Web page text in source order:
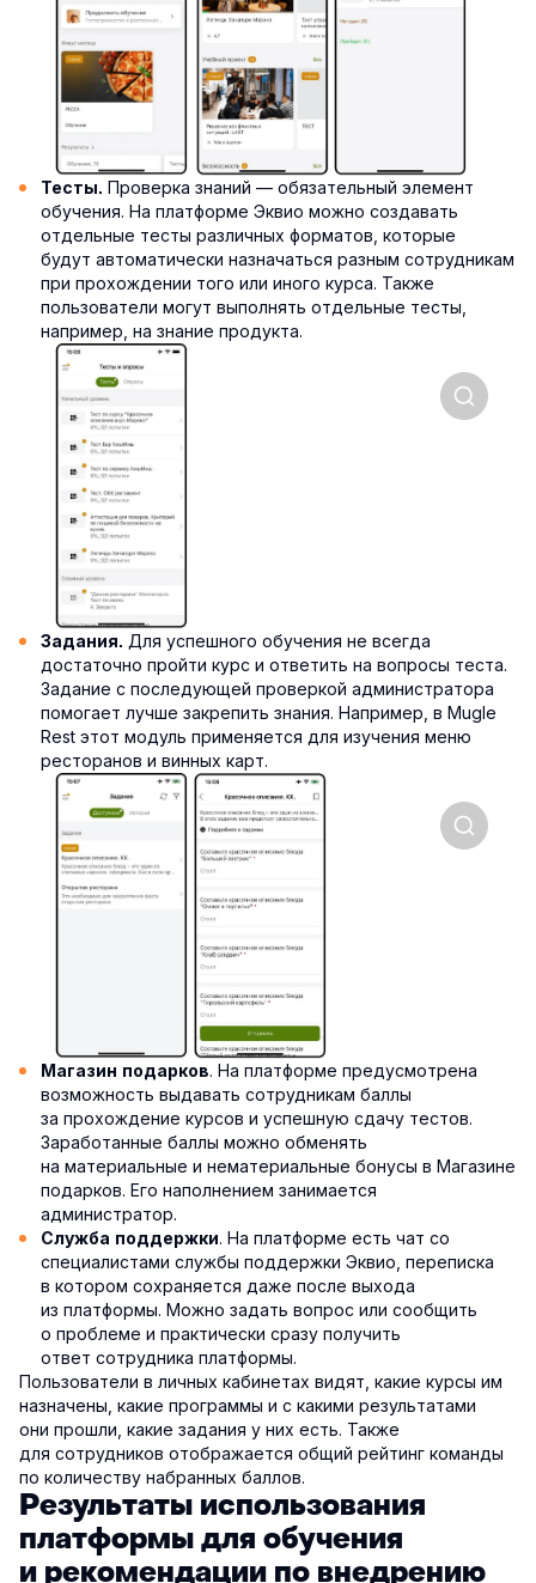
Тесты. Проверка знаний — обязательный элемент
обучения. На платформе Эквио можно создавать
отдельные тесты различных форматов, которые
будут автоматически назначаться разным сотрудникам
при прохождении того или иного курса. Также
пользователи могут выполнять отдельные тесты,
например, на знание продукта.
Задания. Для успешного обучения не всегда
достаточно пройти курс и ответить на вопросы теста.
Задание с последующей проверкой администратора
помогает лучше закрепить знания. Например, в Mugle
Rest этот модуль применяется для изучения меню
ресторанов и винных карт.
Магазин подарков. На платформе предусмотрена
возможность выдавать сотрудникам баллы
за прохождение курсов и успешную сдачу тестов.
Заработанные баллы можно обменять
на материальные и нематериальные бонусы в Магазине
подарков. Его наполнением занимается
администратор.
Служба поддержки. На платформе есть чат со
специалистами службы поддержки Эквио, переписка
в котором сохраняется даже после выхода
из платформы. Можно задать вопрос или сообщить
о проблеме и практически сразу получить
ответ сотрудника платформы.
Пользователи в личных кабинетах видят, какие курсы им
назначены, какие программы и с какими результатами
они прошли, какие задания у них есть. Также
для сотрудников отображается общий рейтинг команды
по количеству набранных баллов.
Результаты использования
платформы для обучения
и рекомендации по внедрению